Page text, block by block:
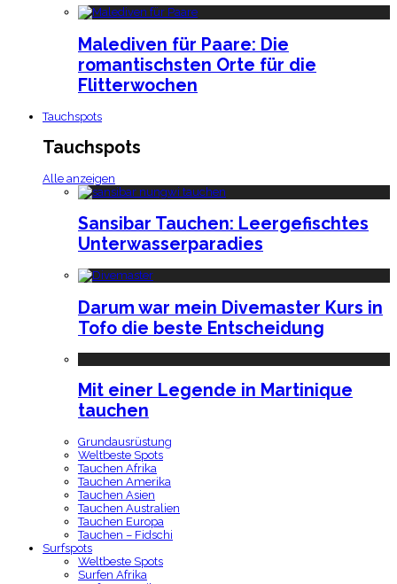
Malediven für Paare: Die
romantischsten Orte für die
Flitterwochen
Tauchspots
Tauchspots
Alle anzeigen
Sansibar Tauchen: Leergefischtes
Unterwasserparadies
Darum war mein Divemaster Kurs in
Tofo die beste Entscheidung
Mit einer Legende in Martinique
tauchen
Grundausrüstung
Weltbeste Spots
Tauchen Afrika
Tauchen Amerika
Tauchen Asien
Tauchen Australien
Tauchen Europa
Tauchen – Fidschi
Surfspots
Weltbeste Spots
Surfen Afrika